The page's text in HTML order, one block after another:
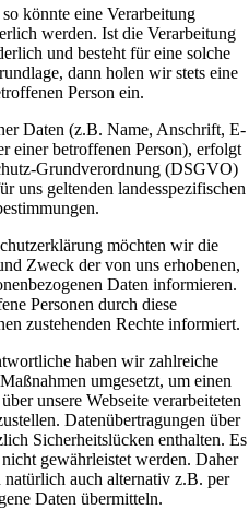
könnte eine Verarbeitung
werden. Ist die Verarbeitung
und besteht für eine solche
dann holen wir stets eine
Person ein.
Daten (z.B. Name, Anschrift, E-
einer betroffenen Person), erfolgt
Grundverordnung (DSGVO)
uns geltenden landesspezifischen
möchten wir die
Zweck der von uns erhobenen,
Daten informieren.
Personen durch diese
zustehenden Rechte informiert.
haben wir zahlreiche
umgesetzt, um einen
unsere Webseite verarbeiteten
Datenübertragungen über
Sicherheitslücken enthalten. Es
gewährleistet werden. Daher
auch alternativ z.B. per
Daten übermitteln.